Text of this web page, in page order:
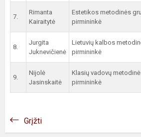
7.
Rimanta
Kairaitytė
Estetikos metodinės
pirmininkė
8.
Jurgita
Juknevičienė
Lietuvių kalbos
pirmininkė
9.
Nijolė
Jasinskaitė
Klasių vadovų
pirmininkė
Grįžti